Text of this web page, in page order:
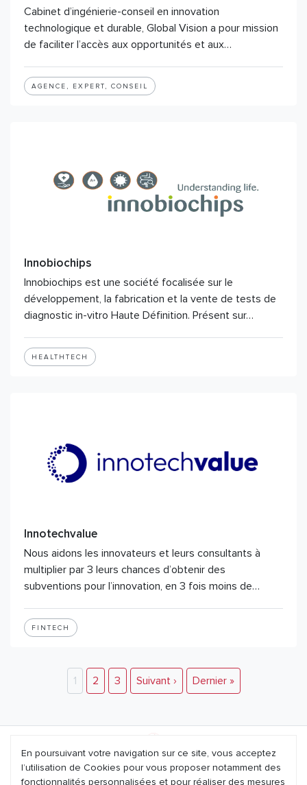
Cabinet d’ingénierie-conseil en innovation
technologique et durable, Global Vision a pour mission
de faciliter l’accès aux opportunités et aux…
AGENCE, EXPERT, CONSEIL
Innobiochips
Innobiochips est une société focalisée sur le
développement, la fabrication et la vente de tests de
diagnostic in-vitro Haute Définition. Présent sur…
HEALTHTECH
Innotechvalue
Nous aidons les innovateurs et leurs consultants à
multiplier par 3 leurs chances d’obtenir des
subventions pour l’innovation, en 3 fois moins de…
FINTECH
1 2 3 Suivant › Dernier »
Mentions légales
En poursuivant votre navigation sur ce site, vous acceptez
l’utilisation de Cookies pour vous proposer notamment des
fonctionnalités personnalisées et pour réaliser des mesures